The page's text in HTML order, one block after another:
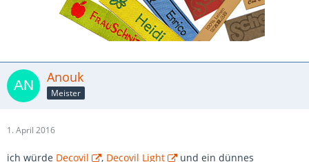
Anouk
Meister
1. April 2016
ich würde Decovil , Decovil Light
und ein dünnes